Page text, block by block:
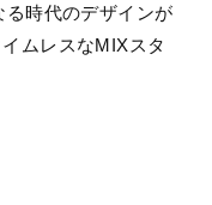
時代のデザインが
ムレスなMIXスタ